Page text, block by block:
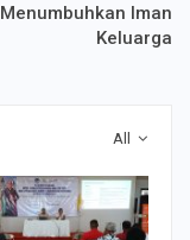
Menumbuhkan Iman
Keluarga
All